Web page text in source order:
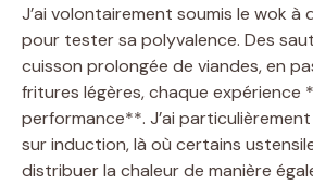
J’ai volontairement soumis le wok à
pour tester sa polyvalence. Des
cuisson prolongée de viandes, en
fritures légères, chaque expérience
performance**. J’ai
sur induction, là où certains
distribuer la chaleur de manière